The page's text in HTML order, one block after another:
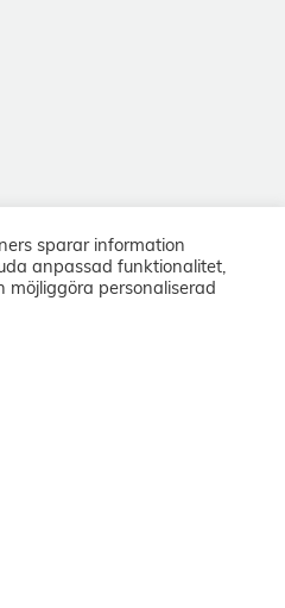
sparar information
anpassad funktionalitet,
möjliggöra personaliserad